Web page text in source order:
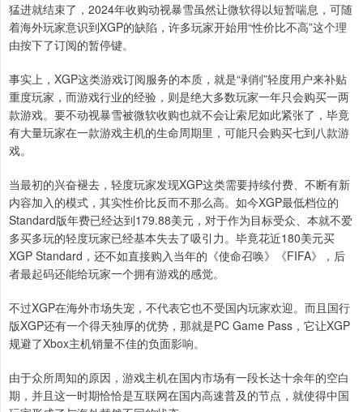
猛进就结束了，2024年收购动视暴雪虽然让微软得以短暂喘息，可随
着海外玩家意识到XGP的缺陷，许多玩家开始用“性价比不高”这个理
由按下了订阅的暂停键。
事实上，XGP这类游戏订阅服务的本质，就是“剥削”轻度用户来补贴
重度玩家，而游戏行业的经验，则是绝大多数玩家一年只会购买一两
款游戏。要不动视暴雪被微软收购也就不会让索尼如此紧张了，毕竟
有大量玩家在一款游戏主机的生命周期里，可能只会购买七到八款游
戏。
当最初的兴奋褪去，轻度玩家发现XGP这类需要持续付费、不断有新
内容加入的模式，其实性价比反而不那么高。如今XGP最低档位的
Standard版年费已经达到179.88美元，对于作为目标受众、本就不爱
多买多玩的轻度玩家已经基本失去了吸引力。毕竟花近180美元买
XGP Standard，还不如直接购入当年的《使命召唤》《FIFA》，后
者最起码还能给玩家一个拥有游戏的感觉。
不过XGP在海外市场失宠，不代表它也不受国内玩家欢迎。而且国行
版XGP还有一个得天独厚的优势，那就是PC Game Pass，它让XGP
规避了Xbox主机销量不佳的负面影响。
由于众所周知的原因，游戏主机在国内市场有一段长达十余年的空白
期，并且这一时期恰恰是互联网在国内高速普及的节点，就使得中国